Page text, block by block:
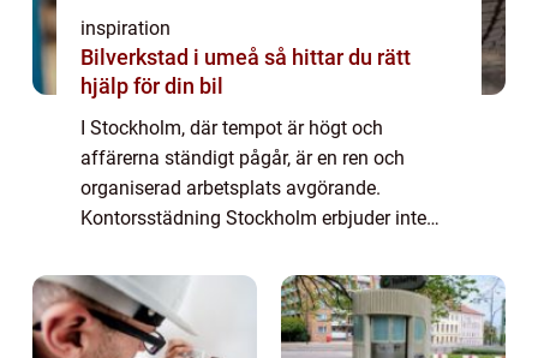
inspiration
Bilverkstad i umeå så hittar du rätt
hjälp för din bil
I Stockholm, där tempot är högt och
affärerna ständigt pågår, är en ren och
organiserad arbetsplats avgörande.
Kontorsstädning Stockholm erbjuder inte